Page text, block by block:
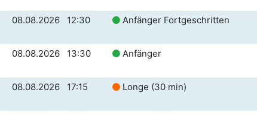
08.08.2026 12:30
Anfänger Fortgeschritten
08.08.2026 13:30
Anfänger
08.08.2026 17:15
Longe (30 min)